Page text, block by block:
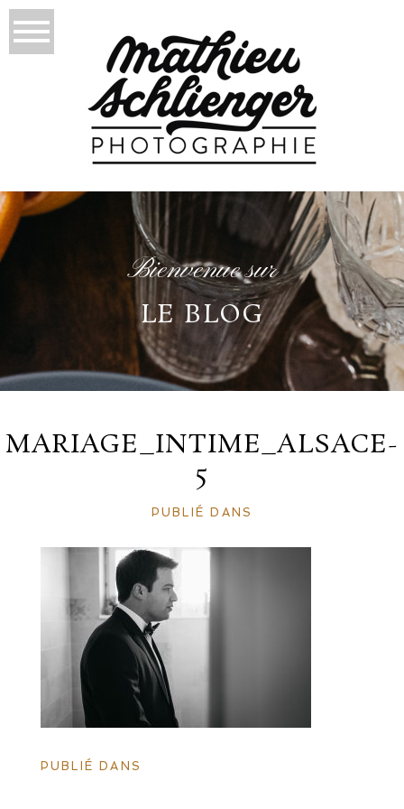
Bienvenue sur
LE BLOG
MARIAGE_INTIME_ALSACE-
5
PUBLIÉ DANS
PUBLIÉ DANS